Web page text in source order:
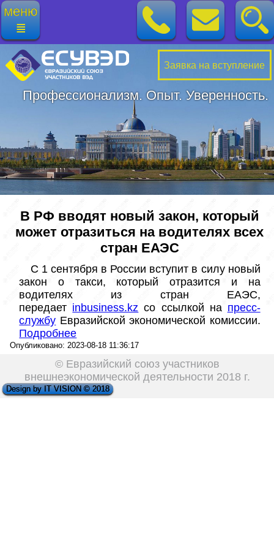
меню
≣
Профессионализм. Опыт. Уверенность.
Заявка на вступление
В РФ вводят новый закон, который
может отразиться на водителях всех
стран ЕАЭС
закон о такси, который отразится и на
водителях из стран ЕАЭС,
передает inbusiness.kz со ссылкой на пресс-
службу
Подробнее
Опубликовано: 2023-08-18 11:36:17
© Евразийский союз участников
внешнеэкономической деятельности 2018 г.
Design by IT VISION © 2018